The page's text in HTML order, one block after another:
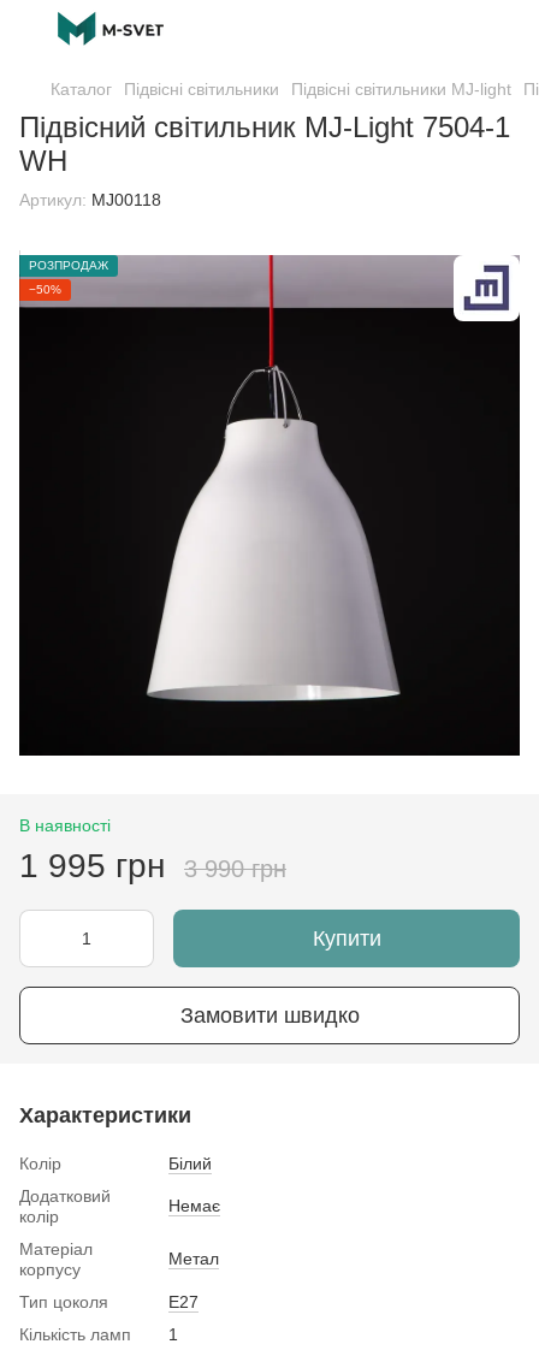
Каталог Підвісні світильники Підвісні світильники MJ-light
Підвісний світильник MJ-Light 7504-1
WH
Артикул: MJ00118
РОЗПРОДАЖ
−50%
В наявності
1 995 грн 3 990 грн
Купити
Замовити швидко
Характеристики
Колір
Білий
Додатковий
колір
Немає
Матеріал
корпусу
Метал
Тип цоколя
Е27
Кількість ламп
1